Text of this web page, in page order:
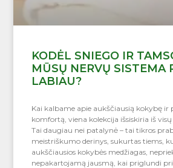
KODĖL SNIEGO IR
MŪSŲ NERVŲ SISTEMA
LABIAU?
Kai kalbame apie aukščiausią kokybę ir
komfortą, viena kolekcija išsiskiria iš visų
Tai daugiau nei patalynė – tai tikros
meistriškumo derinys, sukurtas tiems,
aukščiausios kokybės medžiagas,
nepakartojamą jausmą, kai priglundi